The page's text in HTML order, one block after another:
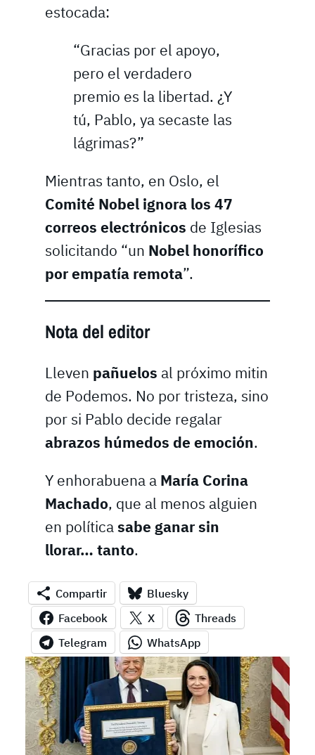
estocada:
“Gracias por el apoyo,
pero el verdadero
premio es la libertad. ¿Y
tú, Pablo, ya secaste las
lágrimas?”
Mientras tanto, en Oslo, el
Comité Nobel ignora los 47
correos electrónicos de Iglesias
solicitando “un Nobel honorífico
por empatía remota”.
Nota del editor
Lleven pañuelos al próximo mitin
de Podemos. No por tristeza, sino
por si Pablo decide regalar
abrazos húmedos de emoción.
Y enhorabuena a María Corina
Machado, que al menos alguien
en políticasabe ganar sin
llorar… tanto.
Compartir
Bluesky
Facebook
X
Threads
Telegram
WhatsApp